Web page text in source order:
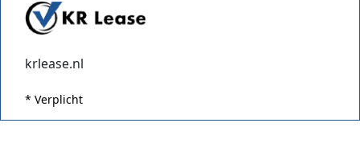
krlease.nl
* Verplicht